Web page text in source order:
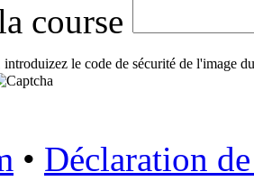
course
introduizez le code de sécurité de l'image
• Déclaration